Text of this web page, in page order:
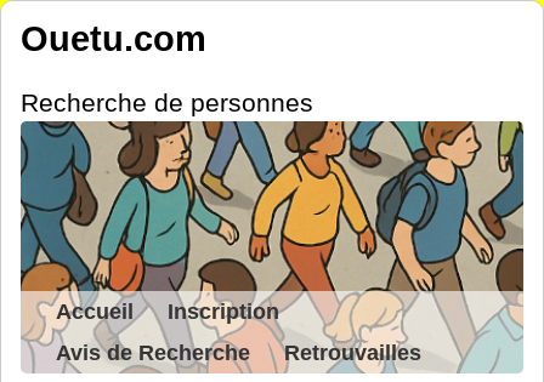
Ouetu.com
Recherche de personnes
Accueil
Inscription
Avis de Recherche
Retrouvailles